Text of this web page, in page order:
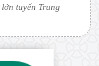
lớn tuyến Trung